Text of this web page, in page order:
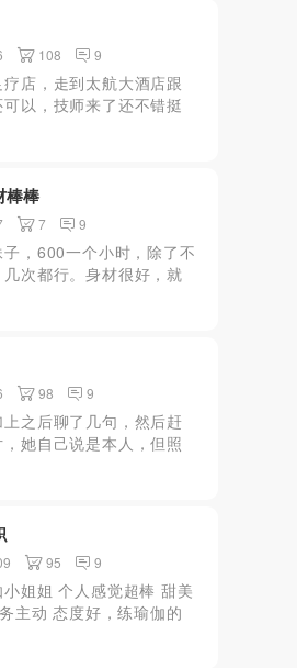
108 9
店，走到太航大酒店跟
以，技师来了还不错挺
啥大项了，js说得充值才
xiongtuikb和双飞，还
棒棒
7 9
，600一个小时，除了不
次都行。身材很好，就
顺畅，颜值70.
98 9
之后聊了几句，然后赶
她自己说是本人，但照
见了面我觉得就是她本
门服务，我一开始不好
95 9
姐姐 个人感觉超棒 甜美
主动 态度好，练瑜伽的
种满足 可以一字马入是